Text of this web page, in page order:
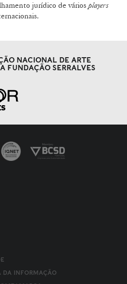
jurídico de vários players
NACIONAL DE ARTE
FUNDAÇÃO SERRALVES
DA INFORMAÇÃO